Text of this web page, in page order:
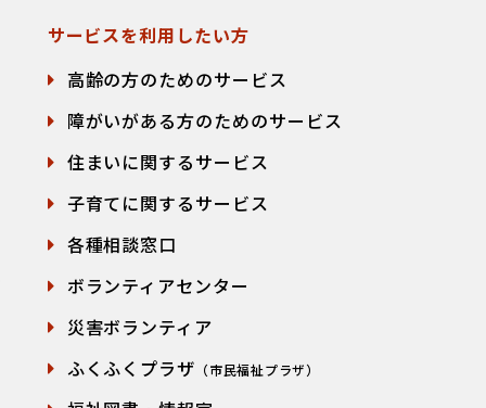
サービスを利用したい方
高齢の方のためのサービス
障がいがある方のためのサービス
住まいに関するサービス
子育てに関するサービス
各種相談窓口
ボランティアセンター
災害ボランティア
ふくふくプラザ （市民福祉プラザ）